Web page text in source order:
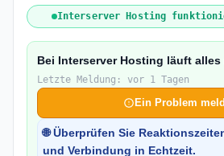
Interserver Hosting
Bei Interserver Hosting läuft
Letzte Meldung: vor 1 Tagen
Ein Problem
🌐 Überprüfen Sie
und Verbindung in Echtzeit.